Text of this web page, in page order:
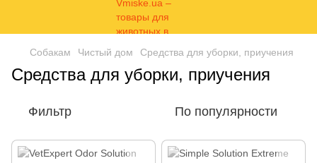
Собакам Чистый дом Средства для уборки, приучения
Средства для уборки, приучения
Фильтр По популярности